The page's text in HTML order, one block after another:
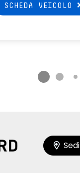
SCHEDA VEICOLO
Sedi